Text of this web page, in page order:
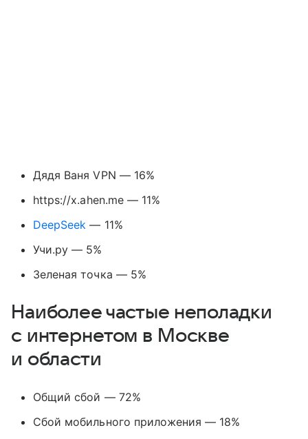
Дядя Ваня VPN — 16%
https://x.ahen.me — 11%
DeepSeek — 11%
Учи.ру — 5%
Зеленая точка — 5%
Наиболее частые неполадки
с интернетом в Москве
и области
Общий сбой — 72%
Сбой мобильного приложения — 18%